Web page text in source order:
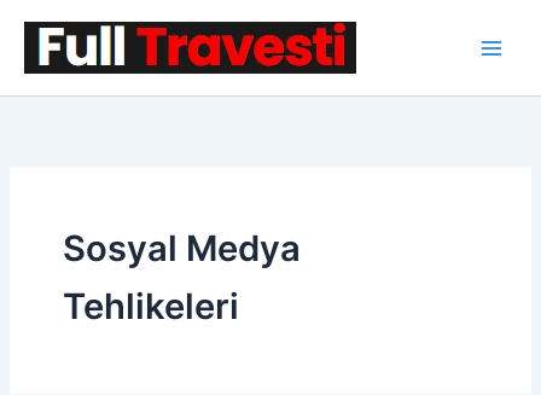
Sosyal Medya
Tehlikeleri